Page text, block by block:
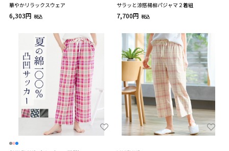
華やかリラックスウェア
6,303円 税込
サラッと涼感楊柳パジャマ２着組
7,700円 税込